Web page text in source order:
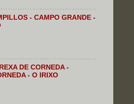
- CAMPO GRANDE -
DE CORNEDA -
- O IRIXO